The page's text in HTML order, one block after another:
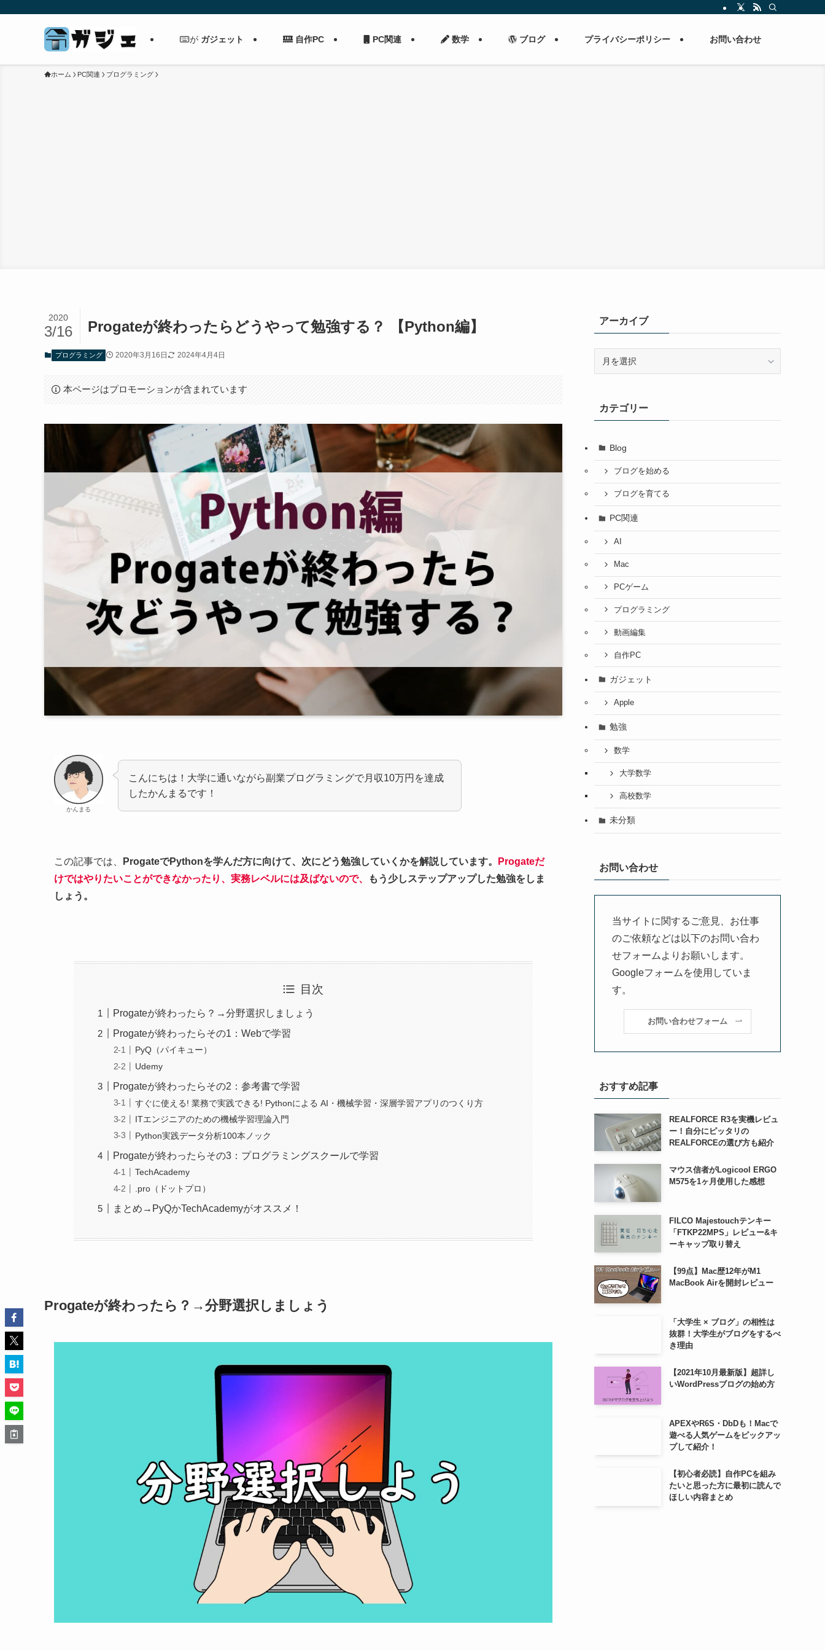
が ガジェット 自作PC PC関連 数学 ブログ プライバシーポリシー お問い合わせ
ホーム PC関連 プログラミング
Progateが終わったらどうやって勉強する？ 【Python編】
2020
3/16
プログラミング 2020年3月16日 2024年4月4日
本ページはプロモーションが含まれています
かんまる
こんにちは！大学に通いながら副業プログラミングで月収10万円を達成
したかんまるです！
この記事では、 ProgateでPythonを学んだ方に向けて、次にどう勉強していくかを解説しています。 Progateだ
けではやりたいことができなかったり、実務レベルには及ばないので、
もう少しステップアップした勉強をしま
しょう。
目次
Progateが終わったら？→分野選択しましょう
Progateが終わったらその1：Webで学習
PyQ（パイキュー）
Udemy
Progateが終わったらその2：参考書で学習
すぐに使える! 業務で実践できる! Pythonによる AI・機械学習・深層学習アプリのつくり方
ITエンジニアのための機械学習理論入門
Python実践データ分析100本ノック
Progateが終わったらその3：プログラミングスクールで学習
TechAcademy
.pro（ドットプロ）
まとめ→PyQかTechAcademyがオススメ！
Progateが終わったら？→分野選択しましょう
アーカイブ
ブカテゴリー
Blog
ブログを始める
ブログを育てる
PC関連
AI
Mac
PCゲーム
プログラミング
動画編集
自作PC
ガジェット
Apple
勉強
数学
大学数学
高校数学
未分類
お問い合わせ
当サイトに関するご意見、お仕事
のご依頼などは以下のお問い合わ
せフォームよりお願いします。
Googleフォームを使用していま
す。
お問い合わせフォーム
おすすめ記事
REALFORCE R3を実機レビュ
ー！自分にピッタリの
REALFORCEの選び方も紹介
マウス信者がLogicool ERGO
M575を1ヶ月使用した感想
FILCO Majestouchテンキー
「FTKP22MPS」レビュー&キ
ーキャップ取り替え
【99点】Mac歴12年がM1
MacBook Airを開封レビュー
「大学生 × ブログ」の相性は
抜群！大学生がブログをするべ
き理由
【2021年10月最新版】超詳し
いWordPressブログの始め方
APEXやR6S・DbDも！Macで
遊べる人気ゲームをピックアッ
プして紹介！
【初心者必読】自作PCを組み
たいと思った方に最初に読んで
ほしい内容まとめ